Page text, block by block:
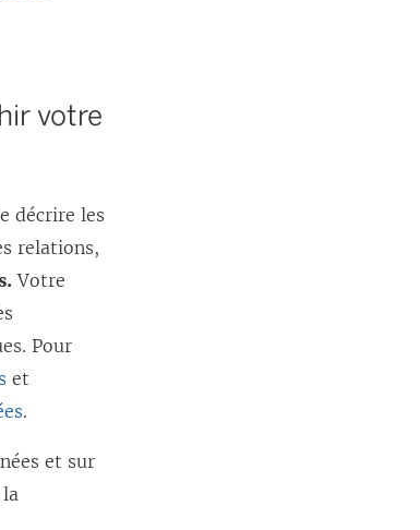
votre
décrire les
relations,
Votre
Pour
et
.
et sur